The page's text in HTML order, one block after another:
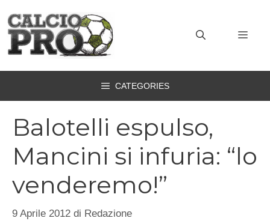
contenuto
CATEGORIES
Balotelli espulso,
Mancini si infuria: “lo
venderemo!”
9 Aprile 2012 di Redazione